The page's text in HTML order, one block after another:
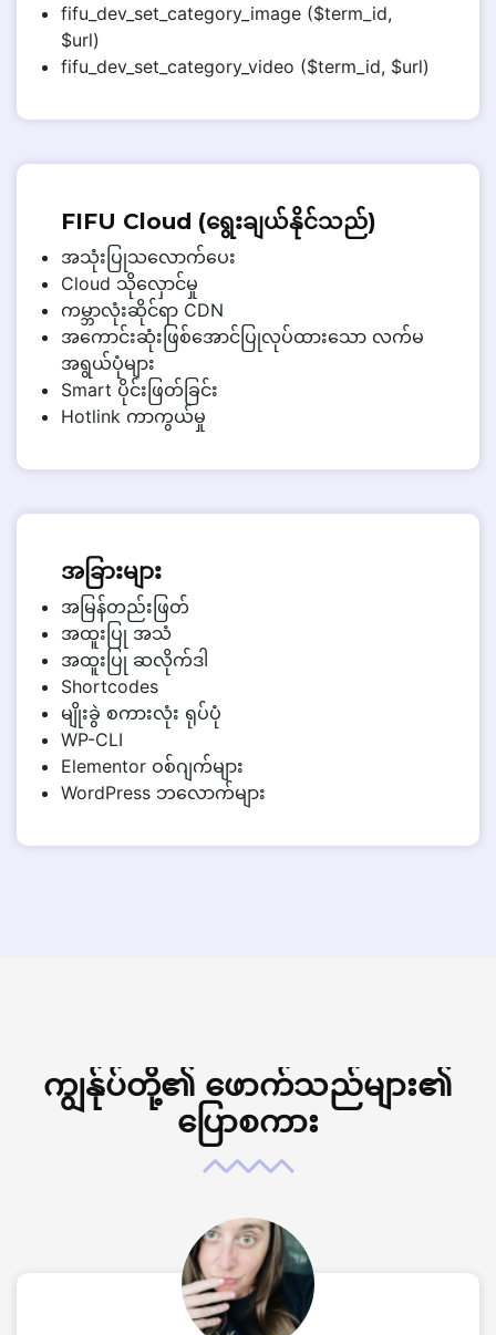
fifu_dev_set_category_image ($term_id,
$url)
fifu_dev_set_category_video ($term_id, $url)
FIFU Cloud (ရွေးချယ်နိုင်သည်)
အသုံးပြုသလောက်ပေး
Cloud သိုလှောင်မှု
ကမ္ဘာလုံးဆိုင်ရာ CDN
အကောင်းဆုံးဖြစ်အောင်ပြုလုပ်ထားသော လက်မ
အရွယ်ပုံများ
Smart ပိုင်းဖြတ်ခြင်း
Hotlink ကာကွယ်မှု
အခြားများ
အမြန်တည်းဖြတ်
အထူးပြု အသံ
အထူးပြု ဆလိုက်ဒါ
Shortcodes
မျိုးခွဲ စကားလုံး ရုပ်ပုံ
WP-CLI
Elementor ဝစ်ဂျက်များ
WordPress ဘလောက်များ
ကျွန်ုပ်တို့၏ ဖောက်သည်များ၏
ပြောစကား